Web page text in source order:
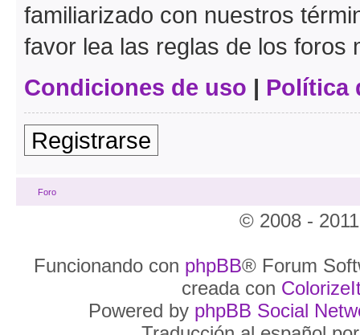
familiarizado con nuestros
favor lea las reglas de los foros
Condiciones de uso | Política
Registrarse
Foro
© 2008 -
Funcionando con phpBB® Forum
creada con
Powered by phpBB Social